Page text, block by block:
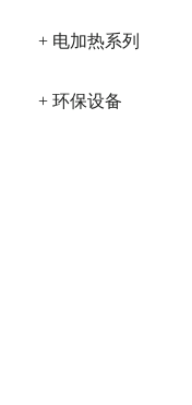
+ 电加热系列
+ 环保设备